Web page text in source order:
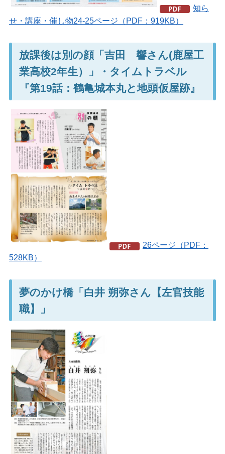
知ら
せ・講座・催し物24-25ページ（PDF：919KB）
放課後は別の顔「吉田 響さん(鹿屋工
業高校2年生）」・タイムトラベル
『第19話：鶴亀城本丸と地頭仮屋跡』
26ページ（PDF：
528KB）
夢のかけ橋「白井 朔弥さん【左官技能
職】」